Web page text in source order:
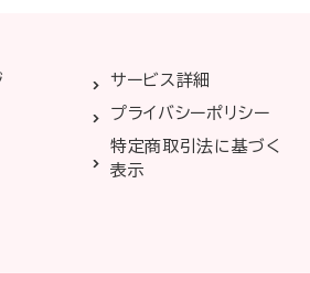
サービス詳細
プライバシーポリシー
特定商取引法に基づく
表示